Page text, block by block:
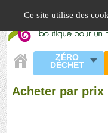
Ce site utilise des
ZÉRO
DÉCHET
Acheter par prix